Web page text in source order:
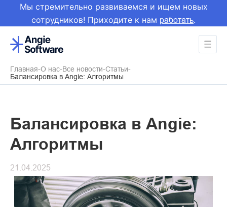
Мы стремительно развиваемся и ищем новых
сотрудников! Приходите к нам работать.
Главная О нас Все новости Статьи
Балансировка в Angie: Алгоритмы
Балансировка в Angie:
Алгоритмы
21.04.2025